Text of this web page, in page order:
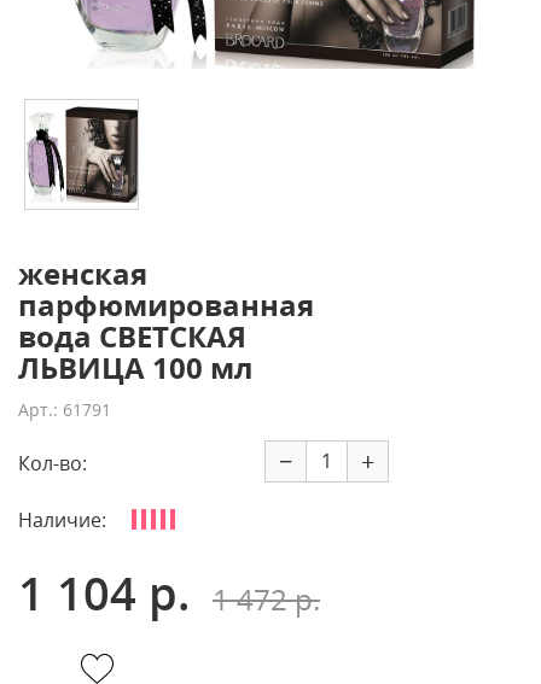
женская
парфюмированная
вода СВЕТСКАЯ
ЛЬВИЦА 100 мл
Арт.: 61791
Кол-во: − +
Наличие:
1 104 р. 1 472 р.